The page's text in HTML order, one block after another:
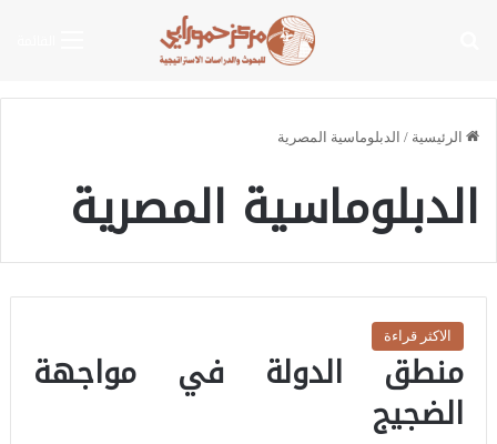
الرئيسية / الدبلوماسية المصرية
الدبلوماسية المصرية
الاكثر قراءة
منطق الدولة في مواجهة
الضجيج